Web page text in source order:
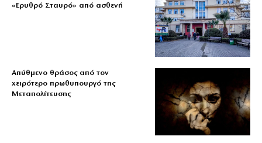
«Ερυθρό Σταυρό» από ασθενή
Απύθμενο θράσος από τον
χειρότερο πρωθυπουργό της
Μεταπολίτευσης